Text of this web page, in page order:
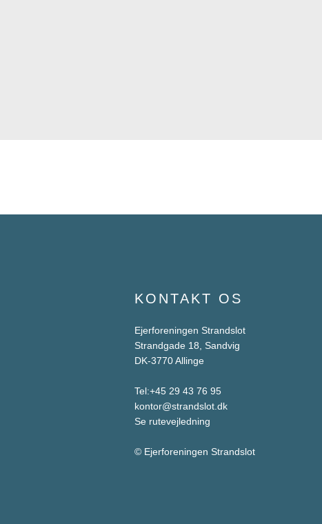
KONTAKT OS
Ejerforeningen Strandslot
Strandgade 18, Sandvig
DK-3770 Allinge
Tel:+45 29 43 76 95
kontor@strandslot.dk
Se rutevejledning
© Ejerforeningen Strandslot